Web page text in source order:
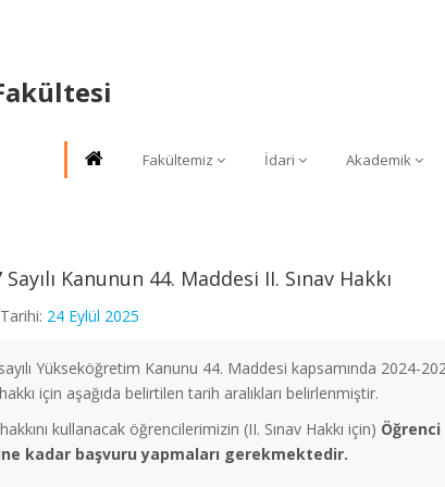
Fakültemiz İdari Akademik
Sayılı Kanunun 44. Maddesi II. Sınav Hakkı
24 Eylül 2025
Yükseköğretim Kanunu 44. Maddesi kapsamında 2024-
için aşağıda belirtilen tarih aralıkları belirlenmiştir.
hakkını kullanacak öğrencilerimizin (II. Sınav Hakkı için)
kadar başvuru yapmaları gerekmektedir.